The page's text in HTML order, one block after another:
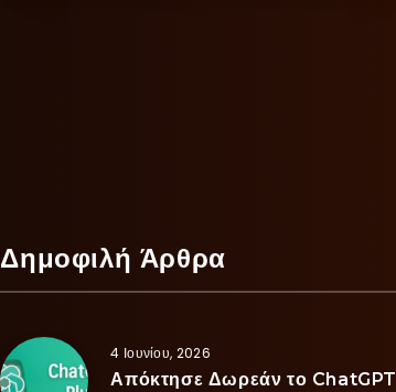
Δημοφιλή Άρθρα
4 Ιουνίου, 2026
Απόκτησε Δωρεάν το ChatGPT